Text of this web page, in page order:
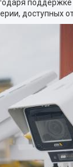
доступных